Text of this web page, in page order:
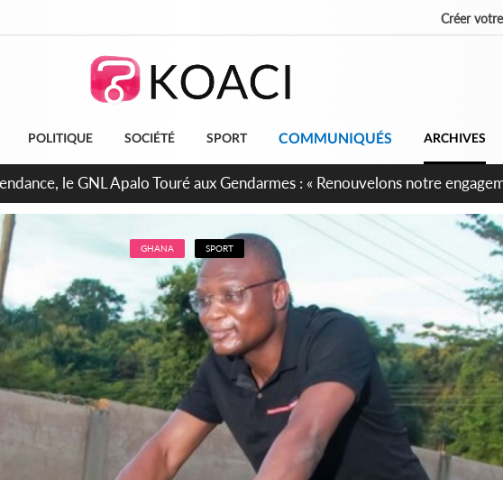
Créer
POLITIQUE SOCIÉTÉ SPORT COMMUNIQUÉS ARCHIVES
de réforme constitutionnelle en gestation, points clés des amendements,
GHANA SPORT